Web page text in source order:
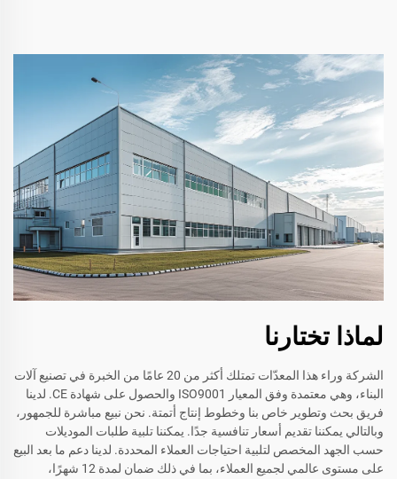
لماذا تختارنا
الشركة وراء هذا المعدّات تمتلك أكثر من 20 عامًا من الخبرة في تصنيع آلات
البناء، وهي معتمدة وفق المعيار ISO9001 والحصول على شهادة CE. لدينا
فريق بحث وتطوير خاص بنا وخطوط إنتاج أتمتة. نحن نبيع مباشرة للجمهور،
وبالتالي يمكننا تقديم أسعار تنافسية جدًا. يمكننا تلبية طلبات الموديلات
حسب الجهد المخصص لتلبية احتياجات العملاء المحددة. لدينا دعم ما بعد البيع
على مستوى عالمي لجميع العملاء، بما في ذلك ضمان لمدة 12 شهرًا،